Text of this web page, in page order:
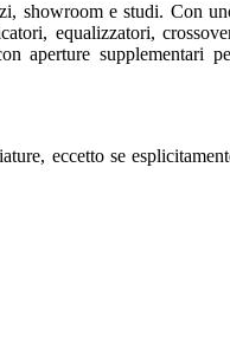
showroom e studi. Con
equalizzatori,
aperture supplementari
eccetto se